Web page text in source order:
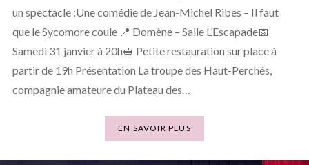
un spectacle :Une comédie de Jean-Michel Ribes – Il faut
que le Sycomore coule 📍 Domène – Salle L’Escapade📅
Samedi 31 janvier à 20h🥪 Petite restauration sur place à
partir de 19h Présentation La troupe des Haut-Perchés,
compagnie amateure du Plateau des…
EN SAVOIR PLUS